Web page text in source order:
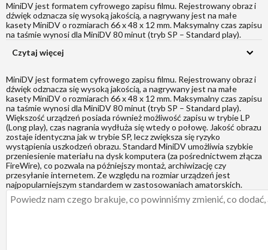
MiniDV jest formatem cyfrowego zapisu filmu. Rejestrowany obraz i
dźwięk odznacza się wysoką jakością, a nagrywany jest na małe
kasety MiniDV o rozmiarach 66 x 48 x 12 mm. Maksymalny czas zapisu
na taśmie wynosi dla MiniDV 80 minut (tryb SP – Standard play).
Czytaj więcej
MiniDV jest formatem cyfrowego zapisu filmu. Rejestrowany obraz i
dźwięk odznacza się wysoką jakością, a nagrywany jest na małe
kasety MiniDV o rozmiarach 66 x 48 x 12 mm. Maksymalny czas zapisu
na taśmie wynosi dla MiniDV 80 minut (tryb SP – Standard play).
Większość urządzeń posiada również możliwość zapisu w trybie LP
(Long play), czas nagrania wydłuża się wtedy o połowę. Jakość obrazu
zostaje identyczna jak w trybie SP, lecz zwiększa się ryzyko
wystąpienia uszkodzeń obrazu. Standard MiniDV umożliwia szybkie
przeniesienie materiału na dysk komputera (za pośrednictwem złącza
FireWire), co pozwala na późniejszy montaż, archiwizację czy
przesyłanie internetem. Ze względu na rozmiar urządzeń jest
najpopularniejszym standardem w zastosowaniach amatorskich.